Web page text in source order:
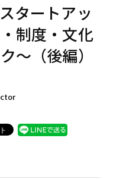
タートアッ
制度・文化
～（後編）